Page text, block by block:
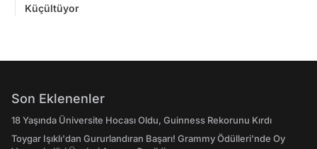
Küçültüyor
Son Eklenenler
18 Yaşında Üniversite Hocası Oldu, Guinness Rekorunu Kırdı
Toygar Işıklı'dan Gururlandıran Başarı! Grammy Ödülleri'nde Oy